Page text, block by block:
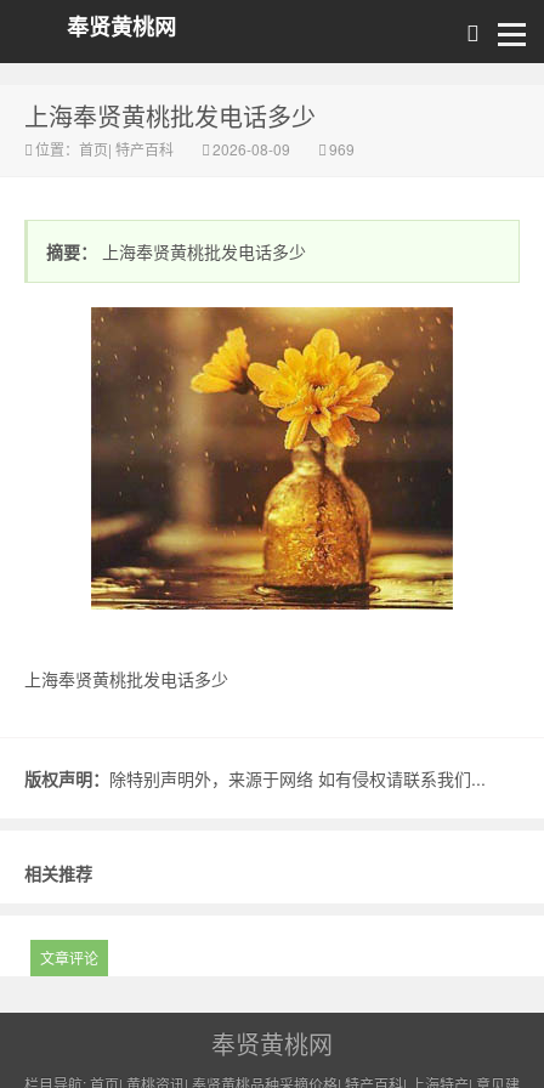
奉贤黄桃网
上海奉贤黄桃批发电话多少
位置： 首页| 特产百科 2026-08-09 969
摘要： 上海奉贤黄桃批发电话多少
上海奉贤黄桃批发电话多少
版权声明： 除特别声明外，来源于网络 如有侵权请联系我们...
相关推荐
文章评论
奉贤黄桃网
栏目导航:首页| 黄桃资讯| 奉贤黄桃品种采摘价格| 特产百科| 上海特产| 意见建